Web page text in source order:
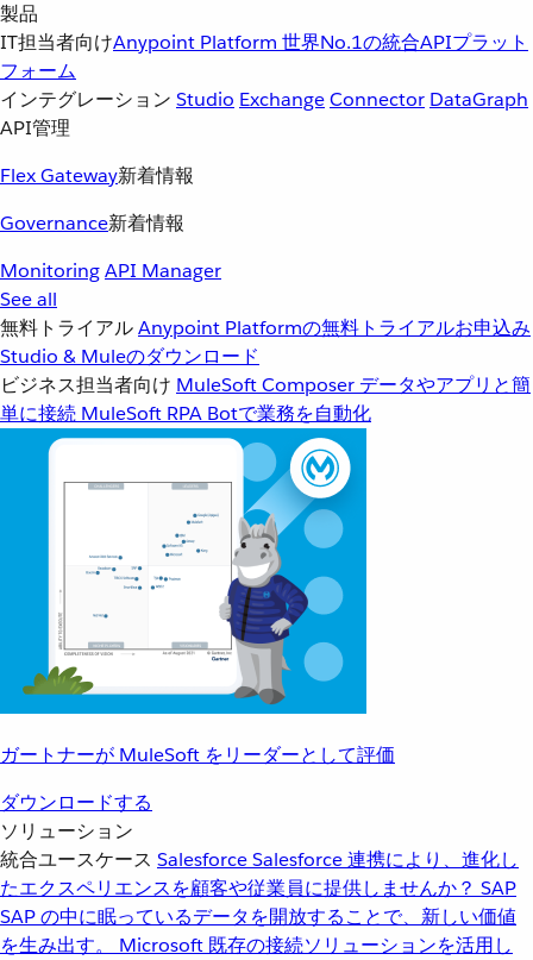
製品
IT担当者向けAnypoint Platform 世界No.1の統合APIプラット
フォーム
インテグレーション Studio ExchangeConnector DataGraph
API管理
Flex Gateway新着情報
Governance新着情報
MonitoringAPI Manager
See all
無料トライアルAnypoint Platformの無料トライアルお申込み
Studio & Muleのダウンロード
ビジネス担当者向け MuleSoft Composer データやアプリと簡
単に接続 MuleSoft RPA Botで業務を自動化
ガートナーが MuleSoft をリーダーとして評価
ダウンロードする
ソリューション
統合ユースケース SalesforceSalesforce 連携により、進化し
たエクスペリエンスを顧客や従業員に提供しませんか？ SAP
SAP の中に眠っているデータを開放することで、新しい価値
を生み出す。
Microsoft 既存の接続ソリューションを活用し